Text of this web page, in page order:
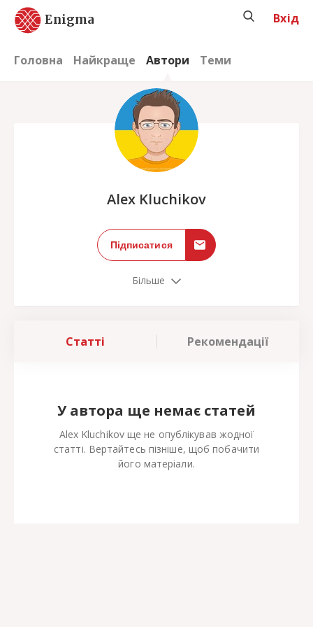
Enigma
Головна Найкраще Автори Теми
Вхід
Alex Kluchikov
Підписатися
Більше
Статті Рекомендації
У автора ще немає статей
Alex Kluchikov ще не опублікував жодної
статті. Вертайтесь пізніше, щоб побачити
його матеріали.